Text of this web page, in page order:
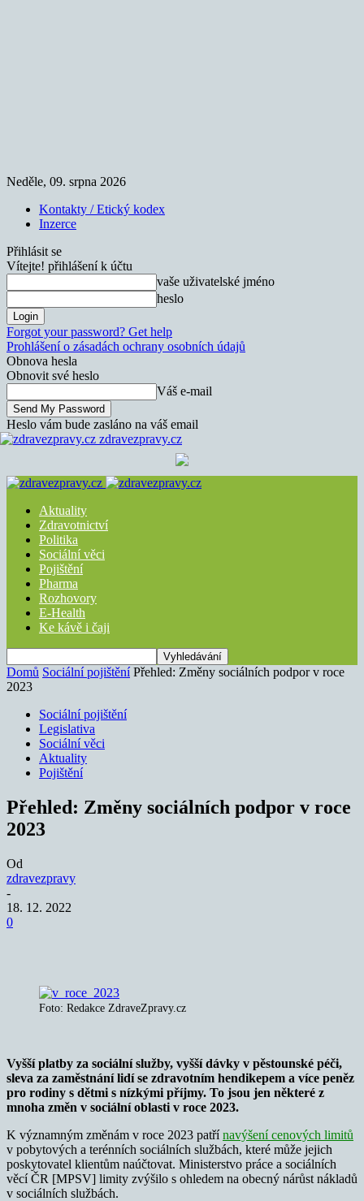
Neděle, 09. srpna 2026
Kontakty / Etický kodex
Inzerce
Přihlásit se
Vítejte! přihlášení k účtu
vaše uživatelské jméno
heslo
Forgot your password? Get help
Prohlášení o zásadách ochrany osobních údajů
Obnova hesla
Obnovit své heslo
Váš e-mail
Heslo vám bude zasláno na váš email
zdravezpravy.cz
Aktuality
Zdravotnictví
Politika
Sociální věci
Pojištění
Pharma
Rozhovory
E-Health
Ke kávě i čaji
Domů Sociální pojištění Přehled: Změny sociálních podpor v roce
2023
Sociální pojištění
Legislativa
Sociální věci
Aktuality
Pojištění
Přehled: Změny sociálních podpor v roce
2023
Od
zdravezpravy
-
18. 12. 2022
0
Foto: Redakce ZdraveZpravy.cz
Vyšší platby za sociální služby, vyšší dávky v pěstounské péči,
sleva za zaměstnání lidí se zdravotním hendikepem a více peněz
pro rodiny s dětmi s nízkými příjmy. To jsou jen některé z
mnoha změn v sociální oblasti v roce 2023.
K významným změnám v roce 2023 patřínavýšení cenových limitů
v pobytových a terénních sociálních službách, které může jejich
poskytovatel klientům naúčtovat. Ministerstvo práce a sociálních
věcí ČR [MPSV] limity zvýšilo s ohledem na obecný nárůst nákladů
v sociálních službách.